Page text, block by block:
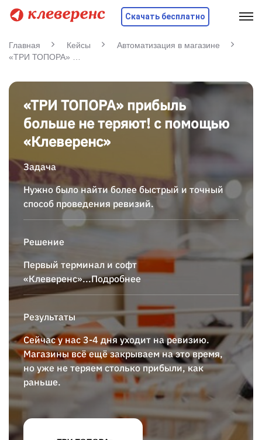
Скачать бесплатно
Главная Кейсы
Автоматизация в магазине
«ТРИ ТОПОРА» прибыль
больше не теряют! с помощью
«Клеверенс»
Задача
Нужно было найти более быстрый и точный
способ проведения ревизий.
Решение
Первый терминал и софт
«Клеверенс»...Подробнее
Результаты
Сейчас у нас 3-4 дня уходит на ревизию.
Магазины всё ещё закрываем на это время,
но уже не теряем столько прибыли, как
раньше.